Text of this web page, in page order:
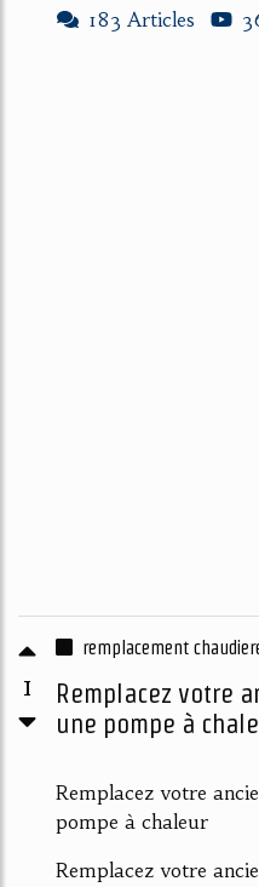
183 Articles
1
remplacement
Remplacez votre
une pompe à
Remplacez votre
pompe à chaleur
Remplacez votre